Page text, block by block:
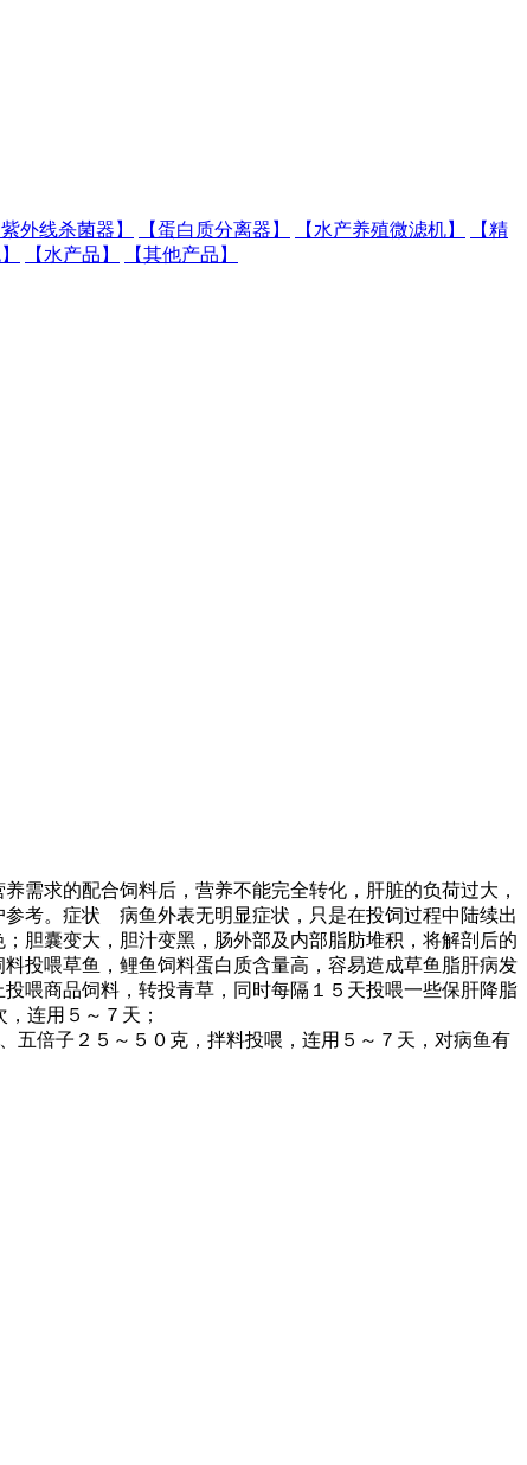
紫外线杀菌器】 【蛋白质分离器】 【水产养殖微滤机】
【精
【水产品】
【其他产品】
需求的配合饲料后，营养不能完全转化，肝脏的负荷过大，
考。症状 病鱼外表无明显症状，只是在投饲过程中陆续出
胆囊变大，胆汁变黑，肠外部及内部脂肪堆积，将解剖后的
投喂草鱼，鲤鱼饲料蛋白质含量高，容易造成草鱼脂肝病发
喂商品饲料，转投青草，同时每隔１５天投喂一些保肝降脂
连用５～７天；
五倍子２５～５０克，拌料投喂，连用５～７天，对病鱼有